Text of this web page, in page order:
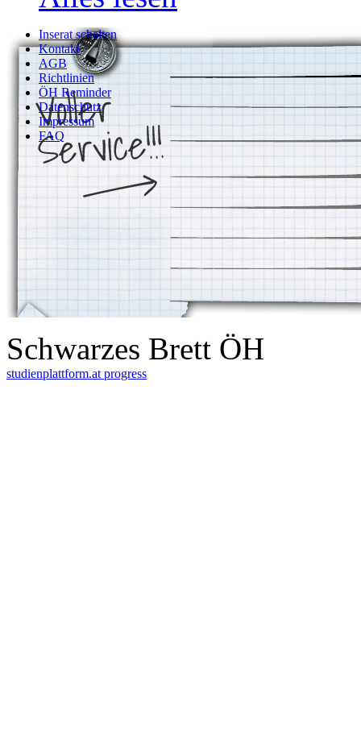
Inserat schalten
Kontakt
AGB
Richtlinien
ÖH Reminder
Datenschutz
Impressum
FAQ
Schwarzes Brett ÖH
studienplattform.at progress